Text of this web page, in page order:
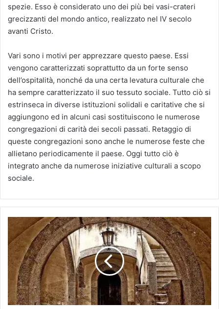
spezie. Esso è considerato uno dei più bei vasi-crateri
grecizzanti del mondo antico, realizzato nel IV secolo
avanti Cristo.
Vari sono i motivi per apprezzare questo paese. Essi
vengono caratterizzati soprattutto da un forte senso
dell’ospitalità, nonché da una certa levatura culturale che
ha sempre caratterizzato il suo tessuto sociale. Tutto ciò si
estrinseca in diverse istituzioni solidali e caritative che si
aggiungono ed in alcuni casi sostituiscono le numerose
congregazioni di carità dei secoli passati. Retaggio di
queste congregazioni sono anche le numerose feste che
allietano periodicamente il paese. Oggi tutto ciò è
integrato anche da numerose iniziative culturali a scopo
sociale.
Nusco:
borgo
“balcone
dell’Irpinia”